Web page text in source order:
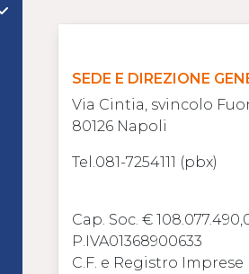
SEDE E DIREZIONE
Via Cintia, svincolo
80126 Napoli
Tel.081-7254111 (pbx)
Cap. Soc. €
P.IVA01368900633
C.F. e Registro Imprese